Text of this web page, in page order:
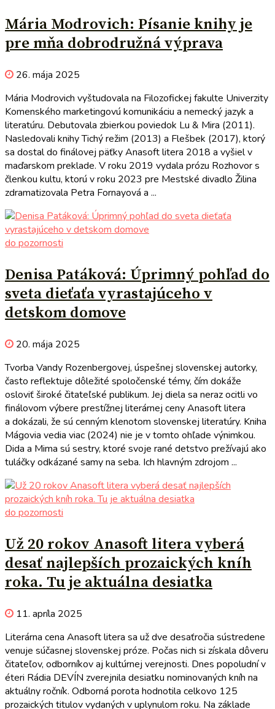
Mária Modrovich: Písanie knihy je
pre mňa dobrodružná výprava
26. mája 2025
Mária Modrovich vyštudovala na Filozofickej fakulte Univerzity
Komenského marketingovú komunikáciu a nemecký jazyk a
literatúru. Debutovala zbierkou poviedok Lu & Mira (2011).
Nasledovali knihy Tichý režim (2013) a Flešbek (2017), ktorý
sa dostal do finálovej päťky Anasoft litera 2018 a vyšiel v
maďarskom preklade. V roku 2019 vydala prózu Rozhovor s
členkou kultu, ktorú v roku 2023 pre Mestské divadlo Žilina
zdramatizovala Petra Fornayová a ...
do pozornosti
Denisa Patáková: Úprimný pohľad do
sveta dieťaťa vyrastajúceho v
detskom domove
20. mája 2025
Tvorba Vandy Rozenbergovej, úspešnej slovenskej autorky,
často reflektuje dôležité spoločenské témy, čím dokáže
osloviť široké čitateľské publikum. Jej diela sa neraz ocitli vo
finálovom výbere prestížnej literárnej ceny Anasoft litera
a dokázali, že sú cenným klenotom slovenskej literatúry. Kniha
Mágovia vedia viac (2024) nie je v tomto ohľade výnimkou.
Dida a Mima sú sestry, ktoré svoje rané detstvo prežívajú ako
tuláčky odkázané samy na seba. Ich hlavným zdrojom ...
do pozornosti
Už 20 rokov Anasoft litera vyberá
desať najlepších prozaických kníh
roka. Tu je aktuálna desiatka
11. apríla 2025
Literárna cena Anasoft litera sa už dve desaťročia sústredene
venuje súčasnej slovenskej próze. Počas nich si získala dôveru
čitateľov, odborníkov aj kultúrnej verejnosti. Dnes popoludní v
éteri Rádia DEVÍN zverejnila desiatku nominovaných kníh na
aktuálny ročník. Odborná porota hodnotila celkovo 125
prozaických titulov vydaných v uplynulom roku. Na základe